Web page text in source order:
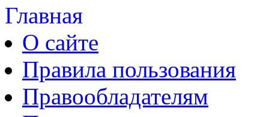
Главная
О сайте
Правила пользования
Правообладателям